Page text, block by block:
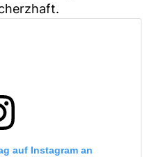
auf Instagram an